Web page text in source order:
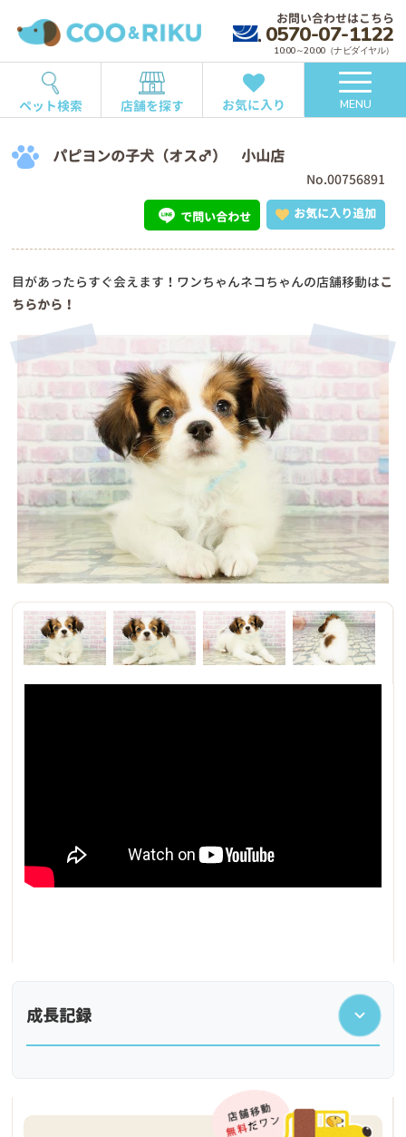
お問い合わせはこちら
0570-07-1122
10:00～20:00（ナビダイヤル）
ペット検索 店舗を探す お気に入り MENU
パピヨンの子犬（オス♂） 小山店
No.00756891
お気に入り追加
で問い合わせ
目があったらすぐ会えます！ワンちゃんネコちゃんの店舗移動はこ
ちらから！
成長記録